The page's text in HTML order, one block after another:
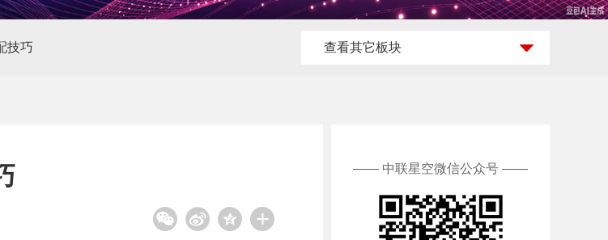
技巧 查看其它板块
—— 中联星空微信公众号 ——